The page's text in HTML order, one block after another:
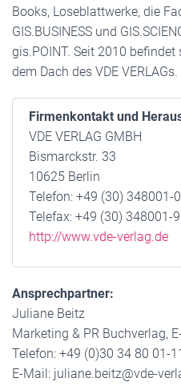
Books, Loseblattwerke, die
GIS.BUSINESS und
gis.POINT. Seit 2010
dem Dach des VDE VERLAGs.
Firmenkontakt und
VDE VERLAG GMBH
Bismarckstr. 33
10625 Berlin
Telefon: +49 (30) 348001-0
Telefax: +49 (30) 348001-
http://www.vde-verlag.de
Ansprechpartner:
Juliane Beitz
Marketing & PR Buchverlag,
Telefon: +49 (0)30 34 80 01-
E-Mail: juliane.beitz@vde-